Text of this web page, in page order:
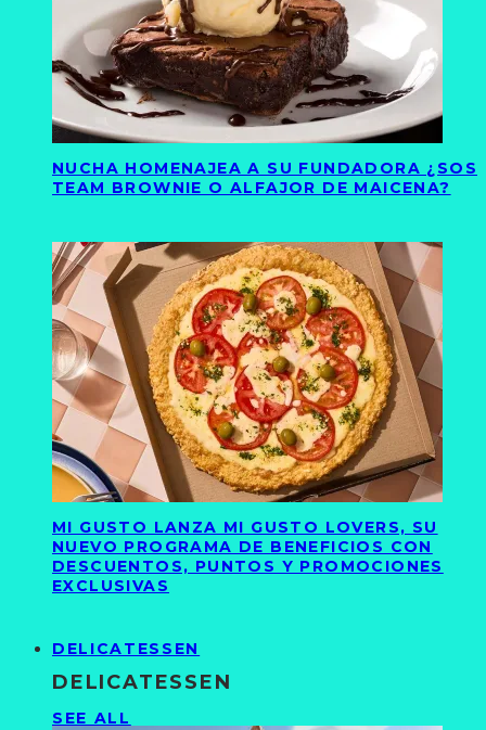
NUCHA HOMENAJEA A SU FUNDADORA ¿SOS
TEAM BROWNIE O ALFAJOR DE MAICENA?
MI GUSTO LANZA MI GUSTO LOVERS, SU
NUEVO PROGRAMA DE BENEFICIOS CON
DESCUENTOS, PUNTOS Y PROMOCIONES
EXCLUSIVAS
DELICATESSEN
DELICATESSEN
SEE ALL